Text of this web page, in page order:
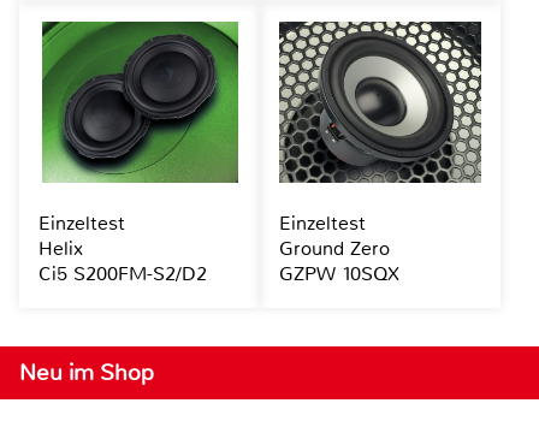
Neu im Shop
Einzeltest
Helix
Ci5 S200FM-S2/D2
Einzeltest
Ground Zero
GZPW 10SQX